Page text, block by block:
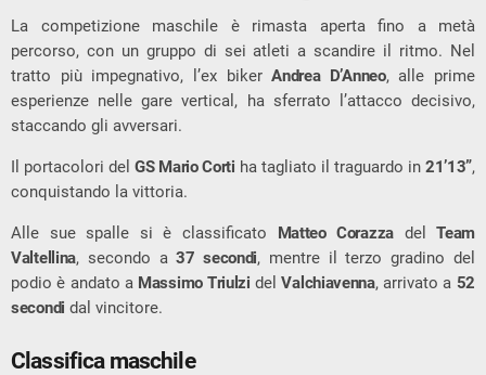
La competizione maschile è rimasta aperta fino a metà
percorso, con un gruppo di sei atleti a scandire il ritmo. Nel
tratto più impegnativo, l’ex bikerAndrea D’Anneo, alle prime
esperienze nelle gare vertical, ha sferrato l’attacco decisivo,
staccando gli avversari.
Il portacolori del GS Mario Corti ha tagliato il traguardo in 21’13”,
conquistando la vittoria.
Alle sue spalle si è classificato Matteo Corazza delTeam
Valtellina, secondo a37 secondi, mentre il terzo gradino del
podio è andato a Massimo Triulzi delValchiavenna, arrivato a 52
secondi dal vincitore.
Classifica maschile